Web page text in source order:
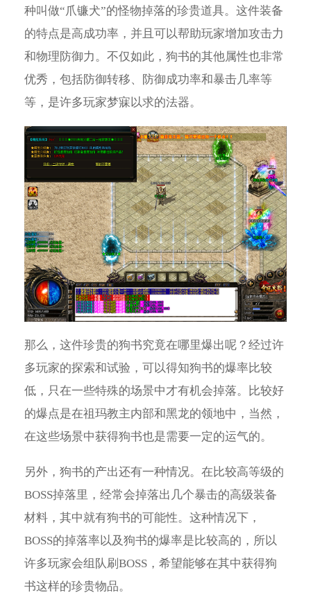
种叫做“爪镰犬”的怪物掉落的珍贵道具。这件装备
的特点是高成功率，并且可以帮助玩家增加攻击力
和物理防御力。不仅如此，狗书的其他属性也非常
优秀，包括防御转移、防御成功率和暴击几率等
等，是许多玩家梦寐以求的法器。
那么，这件珍贵的狗书究竟在哪里爆出呢？经过许
多玩家的探索和试验，可以得知狗书的爆率比较
低，只在一些特殊的场景中才有机会掉落。比较好
的爆点是在祖玛教主内部和黑龙的领地中，当然，
在这些场景中获得狗书也是需要一定的运气的。
另外，狗书的产出还有一种情况。在比较高等级的
BOSS掉落里，经常会掉落出几个暴击的高级装备
材料，其中就有狗书的可能性。这种情况下，
BOSS的掉落率以及狗书的爆率是比较高的，所以
许多玩家会组队刷BOSS，希望能够在其中获得狗
书这样的珍贵物品。